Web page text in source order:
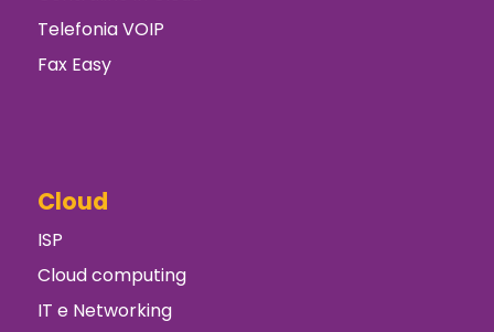
Telefonia VOIP
Fax Easy
Cloud
ISP
Cloud computing
IT e Networking